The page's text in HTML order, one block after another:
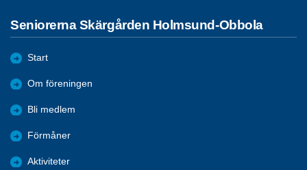
Seniorerna Skärgården Holmsund-Obbola
Start
Om föreningen
Bli medlem
Förmåner
Aktiviteter